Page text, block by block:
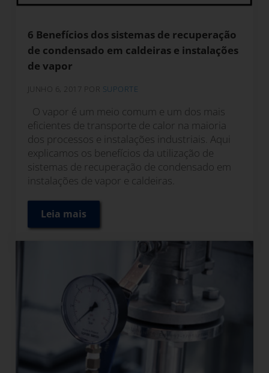
6 Benefícios dos sistemas de recuperação
de condensado em caldeiras e instalações
de vapor
JUNHO 6, 2017 POR SUPORTE
O vapor é um meio comum e um dos mais
eficientes de transporte de calor na maioria
dos processos e instalações industriais. Aqui
explicamos os benefícios da utilização de
sistemas de recuperação de condensado em
instalações de vapor e caldeiras.
Leia mais6 Benefícios dos sistemas de recuperação